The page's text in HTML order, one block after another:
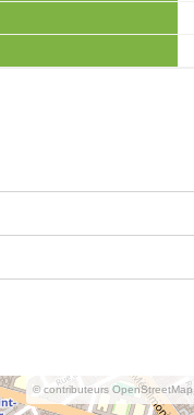
© contributeurs OpenStreetMap